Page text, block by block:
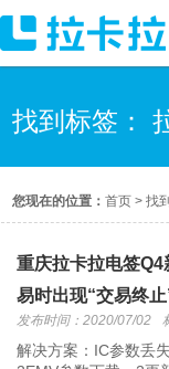
找到标签：
您现在的位置：首页 >找
重庆拉卡拉电签
易时出现“交易终止
发布时间：2020/07/02
解决方案：IC参数丢